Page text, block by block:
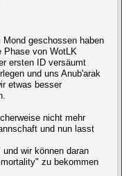
geschossen haben
Phase von WotLK
ersten ID versäumt
und uns Anub'arak
etwas besser
nicht mehr
und nun lasst
wir können daran
zu bekommen